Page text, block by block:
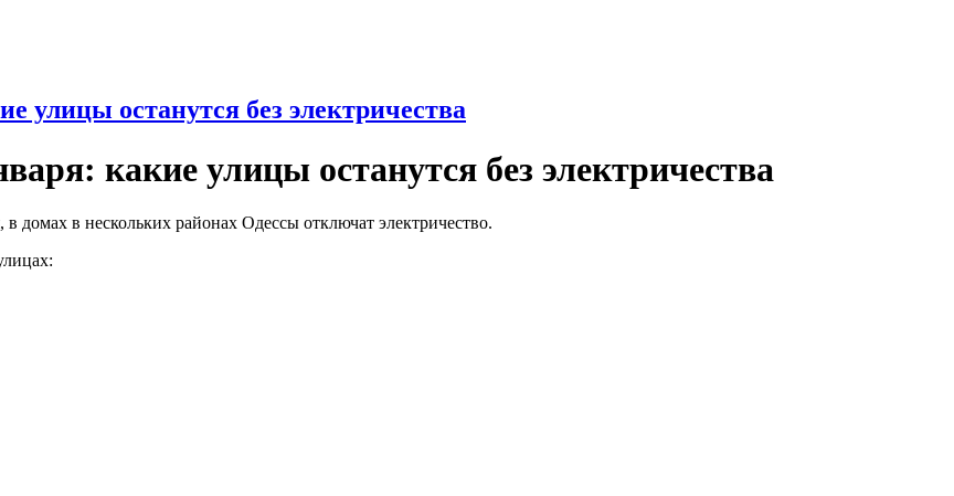
улицы останутся без электричества
какие улицы останутся без электричества
домах в нескольких районах Одессы отключат электричество.